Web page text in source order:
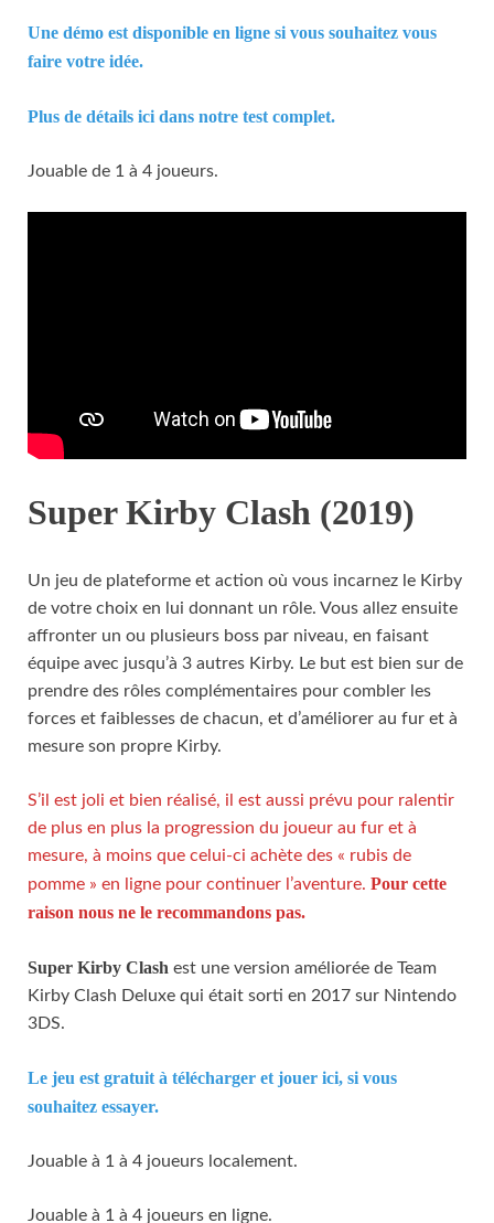
Une démo est disponible en ligne si vous souhaitez vous
faire votre idée.
Plus de détails ici dans notre test complet.
Jouable de 1 à 4 joueurs.
Super Kirby Clash (2019)
Un jeu de plateforme et action où vous incarnez le Kirby
de votre choix en lui donnant un rôle. Vous allez ensuite
affronter un ou plusieurs boss par niveau, en faisant
équipe avec jusqu’à 3 autres Kirby. Le but est bien sur de
prendre des rôles complémentaires pour combler les
forces et faiblesses de chacun, et d’améliorer au fur et à
mesure son propre Kirby.
S’il est joli et bien réalisé, il est aussi prévu pour ralentir
de plus en plus la progression du joueur au fur et à
mesure, à moins que celui-ci achète des « rubis de
pomme » en ligne pour continuer l’aventure. Pour cette
raison nous ne le recommandons pas.
Super Kirby Clash est une version améliorée de Team
Kirby Clash Deluxe qui était sorti en 2017 sur Nintendo
3DS.
Le jeu est gratuit à télécharger et jouer ici, si vous
souhaitez essayer.
Jouable à 1 à 4 joueurs localement.
Jouable à 1 à 4 joueurs en ligne.